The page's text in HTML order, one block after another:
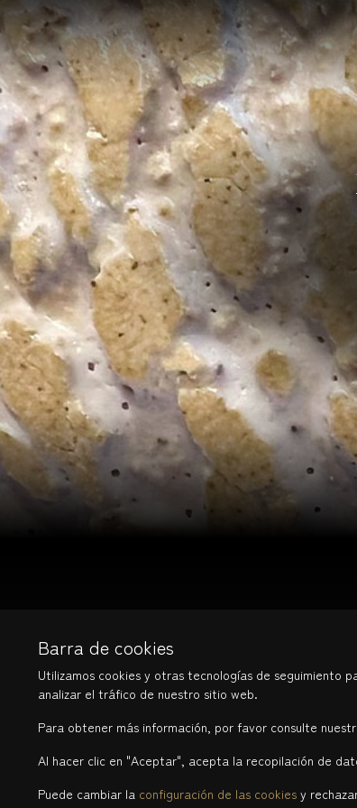
6900 Lugano - Tesino, Suiza
Escríbeme
Barra de cookies
Utilizamos cookies y otras tecnologías de seguimiento
analizar el tráfico de nuestro sitio web.
Para obtener más información, por favor consulte
Al hacer clic en "Aceptar", acepta la recopilación de
Puede cambiar la configuración de las cookies y